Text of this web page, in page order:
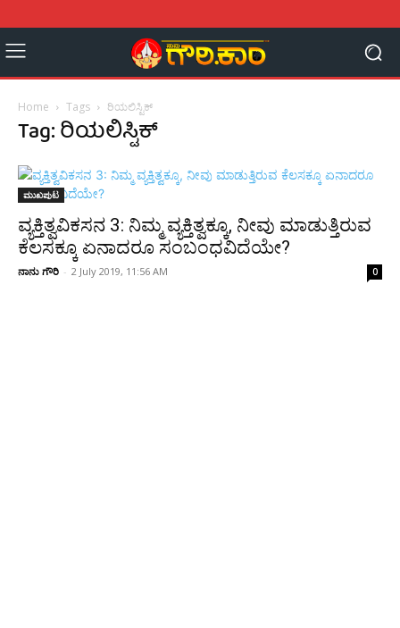
Home Tags ರಿಯಲಿಸ್ಟಿಕ್
Tag: ರಿಯಲಿಸ್ಟಿಕ್
ಮುಖಪುಟ
ವ್ಯಕ್ತಿತ್ವವಿಕಸನ 3: ನಿಮ್ಮ ವ್ಯಕ್ತಿತ್ವಕ್ಕೂ, ನೀವು ಮಾಡುತ್ತಿರುವ
ಕೆಲಸಕ್ಕೂ ಏನಾದರೂ ಸಂಬಂಧವಿದೆಯೇ?
ನಾನು ಗೌರಿ - 2 July 2019, 11:56 AM 0